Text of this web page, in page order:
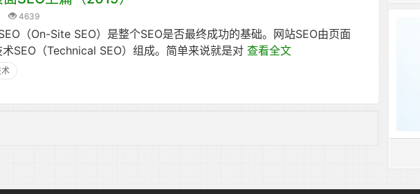
4639
（On-Site SEO）是整个SEO是否最终成功的基础。网站SEO由页面
SEO（Technical SEO）组成。简单来说就是对查看全文
术